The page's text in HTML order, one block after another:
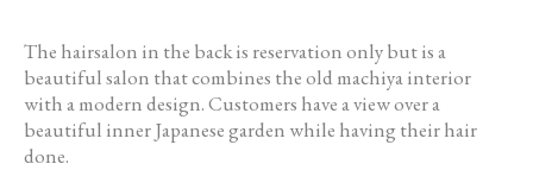
The hairsalon in the back is reservation only but is a
beautiful salon that combines the old machiya interior
with a modern design. Customers have a view over a
beautiful inner Japanese garden while having their hair
done.